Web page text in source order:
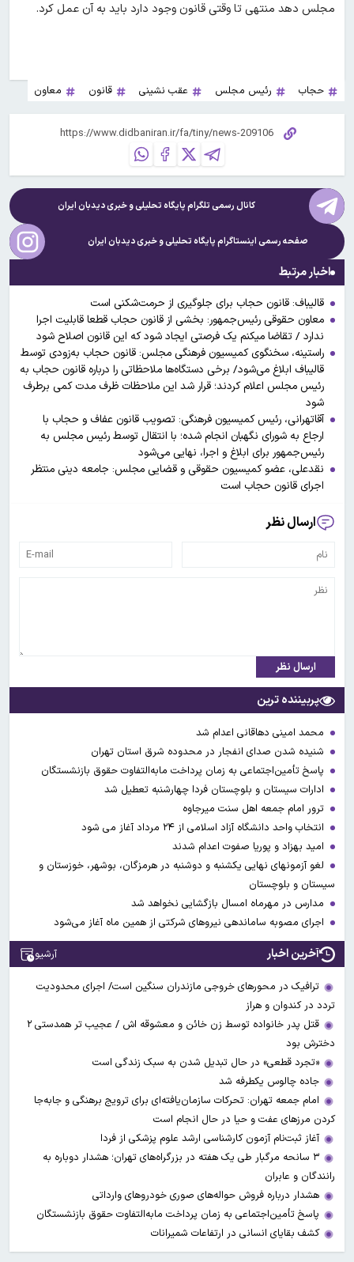
مجلس دهد منتهی تا وقتی قانون وجود دارد باید به آن عمل کرد.
حجاب رئیس مجلس عقب نشینی قانون معاون
کانال رسمی تلگرام پایگاه تحلیلی و خبریدیدبان ایران
صفحه رسمی اینستاگرام پایگاه تحلیلی و خبریدیدبان ایران
اخبار مرتبط
قالیباف: قانون حجاب برای جلوگیری از حرمت‌شکنی است
معاون حقوقی رئیس‌جمهور: بخشی از قانون حجاب قطعا قابلیت اجرا
ندارد / تقاضا میکنم یک فرصتی ایجاد شود که این قانون اصلاح شود
راستینه، سخنگوی کمیسیون فرهنگی مجلس: قانون حجاب به‌زودی توسط
قالیباف ابلاغ می‌شود/ برخی دستگاه‌ها ملاحظاتی را درباره قانون حجاب به
رئیس مجلس اعلام کردند؛ قرار شد این ملاحظات ظرف مدت کمی برطرف
شود
آقاتهرانی، رئیس کمیسیون فرهنگی: تصویب قانون عفاف و حجاب با
ارجاع به شورای نگهبان انجام شده؛ با انتقال توسط رئیس مجلس به
رئیس‌جمهور برای ابلاغ و اجرا، نهایی می‌شود
نقدعلی، عضو کمیسیون حقوقی و قضایی مجلس: جامعه دینی منتظر
اجرای قانون حجاب است
ارسال نظر
ارسال نظر
پربیننده ترین
محمد امینی دهاقانی اعدام شد
شنیده شدن صدای انفجار در محدوده شرق استان تهران
پاسخ تأمین‌اجتماعی به زمان پرداخت مابه‌التفاوت حقوق بازنشستگان
ادارات سیستان و بلوچستان فردا چهارشنبه تعطیل شد
ترور امام جمعه اهل سنت میرجاوه
انتخاب واحد دانشگاه آزاد اسلامی از ۲۴ مرداد آغاز می شود
امید بهزاد و پوریا صفوت اعدام شدند
لغو آزمونهای نهایی یکشنبه و دوشنبه در هرمزگان، بوشهر، خوزستان و
سیستان و بلوچستان
مدارس در مهرماه امسال بازگشایی نخواهد شد
اجرای مصوبه ساماندهی نیرو‌های شرکتی از همین ماه آغاز می‌شود
آخرین اخبار آرشیو
ترافیک در محورهای خروجی مازندران سنگین است/ اجرای محدودیت
تردد در کندوان و هراز
قتل پدر خانواده توسط زن خائن و معشوقه اش / عجیب تر همدستی ۲
دخترش بود
«تجرد قطعی» در حال تبدیل شدن به سبک زندگی است
جاده چالوس یکطرفه شد
امام جمعه تهران: تحرکات سازمان‌یافته‌ای برای ترویج برهنگی و جابه‌جا
کردن مرزهای عفت و حیا در حال انجام است
آغاز ثبت‌نام‌ آزمون کارشناسی ارشد علوم پزشکی از فردا
۳ سانحه مرگبار طی یک هفته در بزرگراه‌های تهران؛ هشدار دوباره به
رانندگان و عابران
هشدار درباره فروش حواله‌های صوری خودروهای وارداتی
پاسخ تأمین‌اجتماعی به زمان پرداخت مابه‌التفاوت حقوق بازنشستگان
کشف بقایای انسانی در ارتفاعات شمیرانات